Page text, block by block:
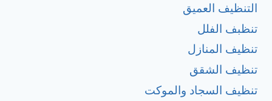
التنظيف العميق
تنظبف الفلل
تنظيف المنازل
تنظيف الشقق
تنظيف السجاد والموكت